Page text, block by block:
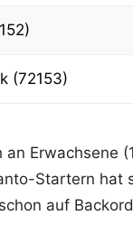
(72153)
Erwachsene
Startern hat
auf